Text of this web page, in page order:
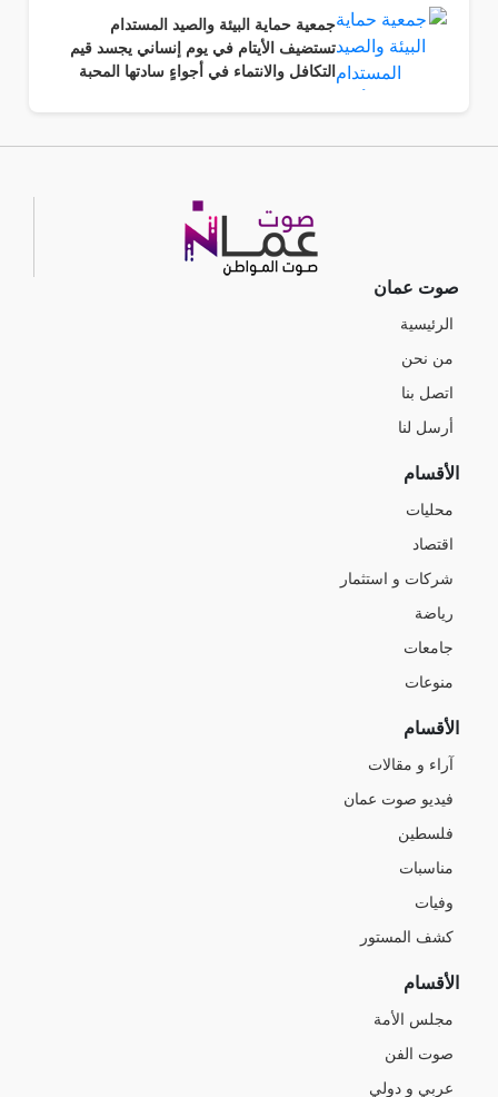
جمعية حماية البيئة والصيد المستدام
تستضيف الأيتام في يوم إنساني يجسد قيم
التكافل والانتماء في أجواءٍ سادتها المحبة
صوت عمان
الرئيسية
من نحن
اتصل بنا
أرسل لنا
الأقسام
محليات
اقتصاد
شركات و استثمار
رياضة
جامعات
منوعات
الأقسام
آراء و مقالات
فيديو صوت عمان
فلسطين
مناسبات
وفيات
كشف المستور
الأقسام
مجلس الأمة
صوت الفن
عربي و دولي